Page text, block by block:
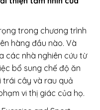
trong chương trình
hàng đầu nào. Và
các nhà nghiên cứu từ
bổ sung chế độ ăn
trái cây và rau quả
vi thị giác của họ.